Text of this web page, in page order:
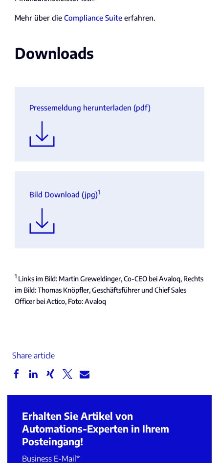
Mehr über die Compliance Suite erfahren.
Downloads
Pressemeldung herunterladen (pdf)
Bild Download (jpg)1
1 Links im Bild: Martin Greweldinger, Co-CEO bei Avaloq, Rechts
im Bild: Thomas Knöpfler, Geschäftsführer und Chief Sales
Officer bei Actico, Foto: Avaloq
Share article
Erhalten Sie Artikel von
Automations-Experten in Ihrem
Posteingang!
Business E-Mail *